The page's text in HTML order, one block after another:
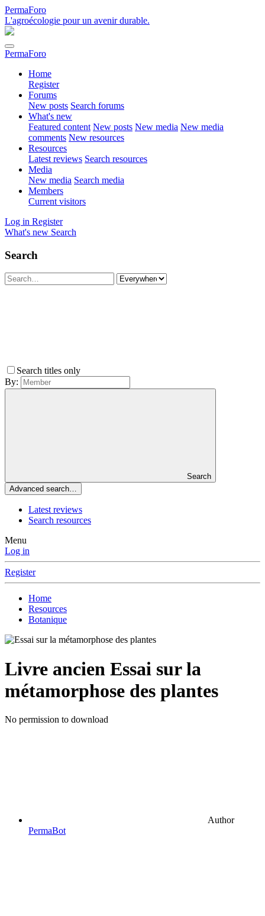
PermaForo
L'agroécologie pour un avenir durable.
PermaForo
Home
Register
Forums
New posts Search forums
What's new
Featured content New posts New media New media
comments New resources
Resources
Latest reviews Search resources
Media
New media Search media
Members
Current visitors
Log in Register
What's new Search
Search
Search titles only
By:
Search
Advanced search…
Latest reviews
Search resources
Menu
Log in
Register
Home
Resources
Botanique
Livre ancien Essai sur la
métamorphose des plantes
No permission to download
Author
PermaBot